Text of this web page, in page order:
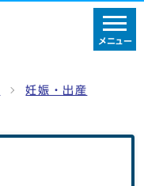
メニュー
妊娠・出産